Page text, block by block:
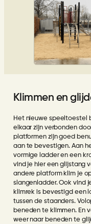
Klimmen en
Het nieuwe speeltoestel
elkaar zijn verbonden
platformen zijn goed
aan te bevestigen. Aan
vormige ladder en een
vind je hier een glijstang
andere platform klim je
slangenladder. Ook vind
klimrek is bevestigd een
tussen de staanders.
beneden te klimmen. En
weer naar beneden te